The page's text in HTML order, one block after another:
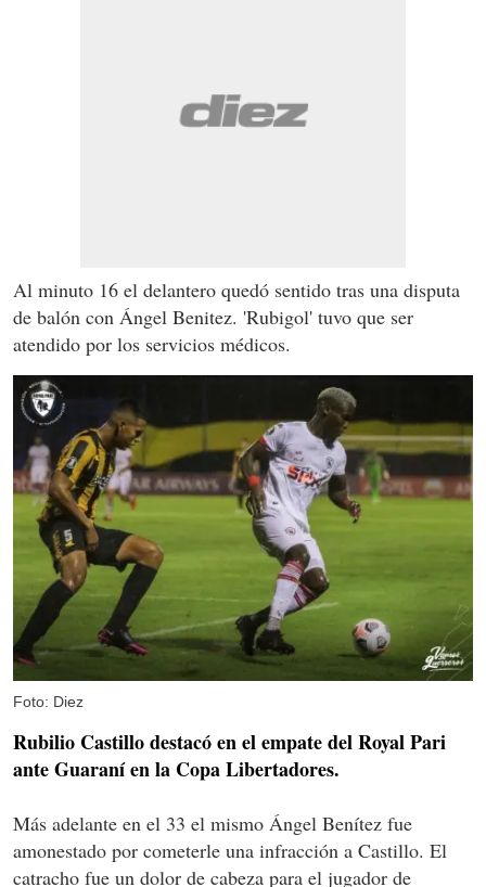
Al minuto 16 el delantero quedó sentido tras una disputa
de balón con Ángel Benitez. 'Rubigol' tuvo que ser
atendido por los servicios médicos.
Foto: Diez
Rubilio Castillo destacó en el empate del Royal Pari
ante Guaraní en la Copa Libertadores.
Más adelante en el 33 el mismo Ángel Benítez fue
amonestado por cometerle una infracción a Castillo. El
catracho fue un dolor de cabeza para el jugador de